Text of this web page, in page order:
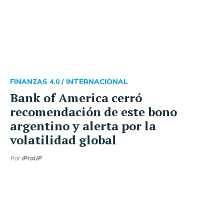
Bank of America cerró
recomendación de este bono
argentino y alerta por la
volatilidad global
FINANZAS 4.0 / INTERNACIONAL
Por iProUP